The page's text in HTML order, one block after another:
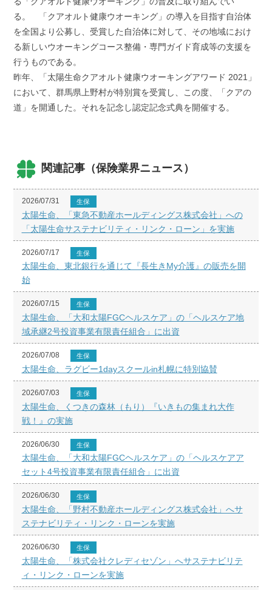
る。 「クアオルト健康ウオーキング」の導入を目指す自治体
を全国より公募し、受賞した自治体に対して、その地域におけ
る新しいウオーキングコース整備・専門ガイド育成等の支援を
行うものである。
昨年、「太陽生命クアオルト健康ウオーキングアワード 2021」
において、群馬県上野村が特別賞を受賞し、この度、「クアの
道」を開通した。それを記念し認定記念式典を開催する。
関連記事（保険業界ニュース）
2026/07/31 生保
太陽生命、「東急不動産ホールディングス株式会社」への
「太陽生命サステナビリティ・リンク・ローン」を実施
2026/07/17 生保
太陽生命、東北銀行を通じて『長生きMy介護』の販売を開
始
2026/07/15 生保
太陽生命、「大和太陽FGCヘルスケア」の「ヘルスケア地
域承継2号投資事業有限責任組合」に出資
2026/07/08 生保
太陽生命、ラグビー1dayスクールin札幌に特別協賛
2026/07/03 生保
太陽生命、くつきの森林（もり）『いきもの集まれ大作
戦！』の実施
2026/06/30 生保
太陽生命、「大和太陽FGCヘルスケア」の「ヘルスケアア
セット4号投資事業有限責任組合」に出資
2026/06/30 生保
太陽生命、「野村不動産ホールディングス株式会社」へサ
ステナビリティ・リンク・ローンを実施
2026/06/30 生保
太陽生命、「株式会社クレディセゾン」へサステナビリテ
ィ・リンク・ローンを実施